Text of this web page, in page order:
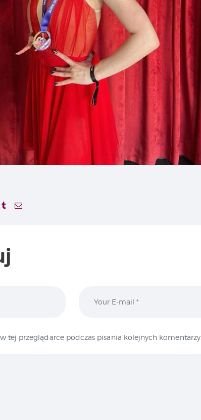
tej przeglądarce podczas pisania kolejnych komentarzy.